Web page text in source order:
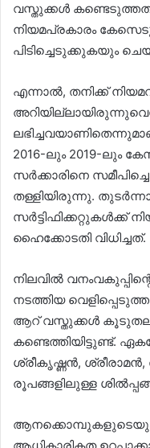
വസ്തുക്കൾ
നിയമപ്രകാരം
പിടിച്ചെടുക്കുകയും
എന്നാൽ, തനിക്ക്
2016-ലും 2019-ലും
സർക്കാരിനെ
തള്ളിയിരുന്നു.
സർട്ടിഫിക്കറ്റുകൾക്ക്
ഹൈക്കോടതി വിധിച്ചത്.
നിലവിൽ
നടത്തിയ
ആറ് വസ്തുക്കൾ
കണ്ടെത്തിയിട്ടുണ്ട്.
ശ്രീകൃഷ്ണൻ, ശ്രീരാമൻ,
രൂപങ്ങളിലുള്ള
ആനക്കൊമ്പുകളുടെയും